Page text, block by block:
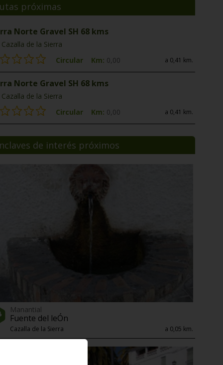
próximas
Norte Gravel SH 68 kms
Cazalla de la Sierra
Circular
Km: 0,00 a 0,41 km.
Norte Gravel SH 68 kms
Cazalla de la Sierra
Circular
Km: 0,00 a 0,41 km.
de interés próximos
Manantial
Fuente del leÓn
Cazalla de la Sierra a 0,05 km.